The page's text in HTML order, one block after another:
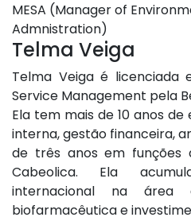
MESA (Manager of
Admnistration)
Telma Veiga
Telma Veiga é licenciada
Service Management pela
Ela tem mais de 10 anos
interna, gestão financeira,
de três anos em funções
Cabeolica. Ela
internacional na área
biofarmacêutica e